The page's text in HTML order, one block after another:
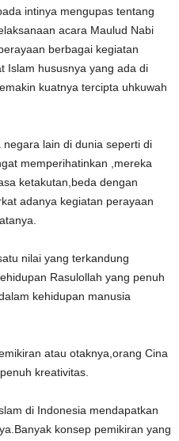
intinya mengupas tentang
acara Maulud Nabi
berbagai kegiatan
Islam hususnya yang ada di
kuatnya tercipta uhkuwah
lain di dunia seperti di
memperihatinkan ,mereka
ketakutan,beda dengan
adanya kegiatan perayaan
nilai yang terkandung
Rasulollah yang penuh
kehidupan manusia
atau otaknya,orang Cina
kreativitas.
di Indonesia mendapatkan
konsep pemikiran yang